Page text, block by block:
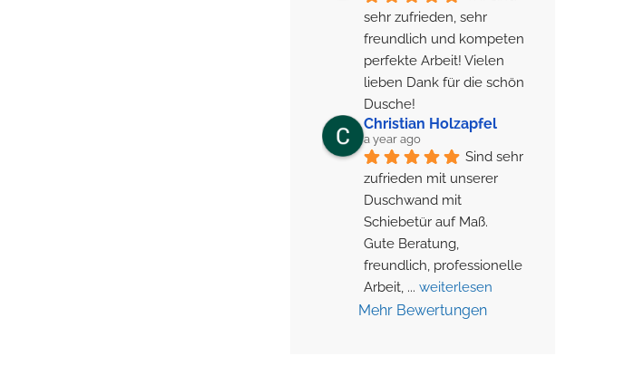
sehr zufrieden, sehr
freundlich und kompetent,
perfekte Arbeit! Vielen
lieben Dank für die schöne
Dusche!
Christian Holzapfel
a year ago
Sind sehr
zufrieden mit unserer
Duschwand mit
Schiebetür auf Maß.
Gute Beratung,
freundlich, professionelle
Arbeit, ... weiterlesen
Mehr Bewertungen